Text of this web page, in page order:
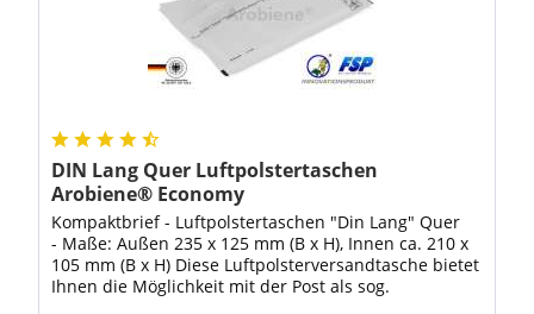
DIN Lang Quer Luftpolstertaschen
Arobiene® Economy
Kompaktbrief - Luftpolstertaschen "Din Lang" Quer
- Maße: Außen 235 x 125 mm (B x H), Innen ca. 210 x
105 mm (B x H) Diese Luftpolsterversandtasche bietet
Ihnen die Möglichkeit mit der Post als sog.